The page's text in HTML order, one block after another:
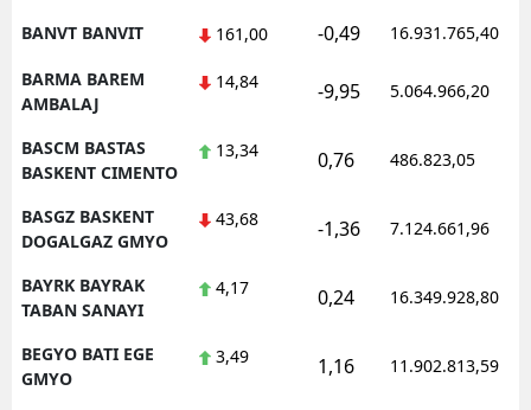
BANVT BANVIT 161,00 -0,49 16.931.765,40
BARMA BAREM
AMBALAJ
14,84 -9,95 5.064.966,20
BASCM BASTAS
BASKENT CIMENTO
13,34 0,76 486.823,05
BASGZ BASKENT
DOGALGAZ GMYO
43,68 -1,36 7.124.661,96
BAYRK BAYRAK
TABAN SANAYI
4,17 0,24 16.349.928,80
BEGYO BATI EGE
GMYO
3,49 1,16 11.902.813,59